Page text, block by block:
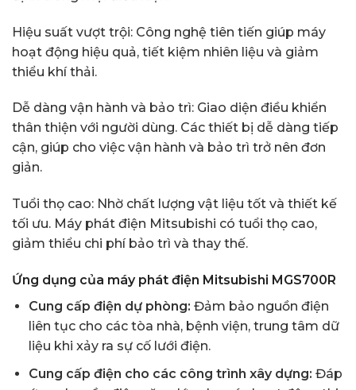
Hiệu suất vượt trội: Công nghệ tiên tiến giúp máy
hoạt động hiệu quả, tiết kiệm nhiên liệu và giảm
thiểu khí thải.
Dễ dàng vận hành và bảo trì: Giao diện điều khiển
thân thiện với người dùng. Các thiết bị dễ dàng tiếp
cận, giúp cho việc vận hành và bảo trì trở nên đơn
giản.
Tuổi thọ cao: Nhờ chất lượng vật liệu tốt và thiết kế
tối ưu. Máy phát điện Mitsubishi có tuổi thọ cao,
giảm thiểu chi phí bảo trì và thay thế.
Ứng dụng của máy phát điện Mitsubishi MGS700R
Cung cấp điện dự phòng: Đảm bảo nguồn điện
liên tục cho các tòa nhà, bệnh viện, trung tâm dữ
liệu khi xảy ra sự cố lưới điện.
Cung cấp điện cho các công trình xây dựng: Đáp